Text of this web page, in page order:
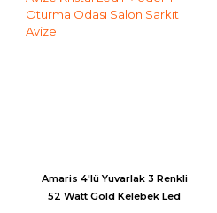
Amaris 4'lü Yuvarlak 3 Renkli
52 Watt Gold Kelebek Led